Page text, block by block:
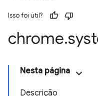
Isso foi útil?
chrome.
Nesta página
Descrição